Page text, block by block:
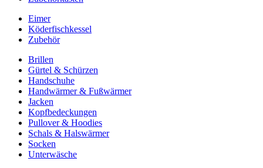
Eimer
Köderfischkessel
Zubehör
Brillen
Gürtel & Schürzen
Handschuhe
Handwärmer & Fußwärmer
Jacken
Kopfbedeckungen
Pullover & Hoodies
Schals & Halswärmer
Socken
Unterwäsche